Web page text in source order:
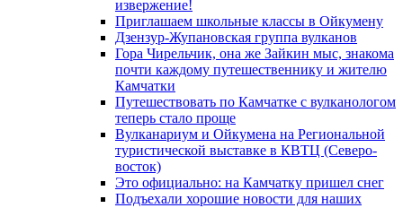
извержение!
Приглашаем школьные классы в Ойкумену
Дзензур-Жупановская группа вулканов
Гора Чирельчик, она же Зайкин мыс, знакома
почти каждому путешественнику и жителю
Камчатки
Путешествовать по Камчатке с вулканологом
теперь стало проще
Вулканариум и Ойкумена на Региональной
туристической выставке в КВТЦ (Северо-
восток)
Это официально: на Камчатку пришел снег
Подъехали хорошие новости для наших